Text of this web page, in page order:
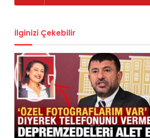
İlginizi Çekebilir